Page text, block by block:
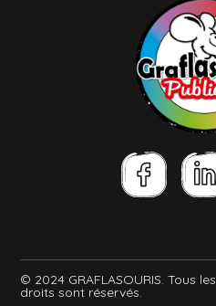
© 2024 GRAFLASOURIS. Tous les
droits sont réservés.